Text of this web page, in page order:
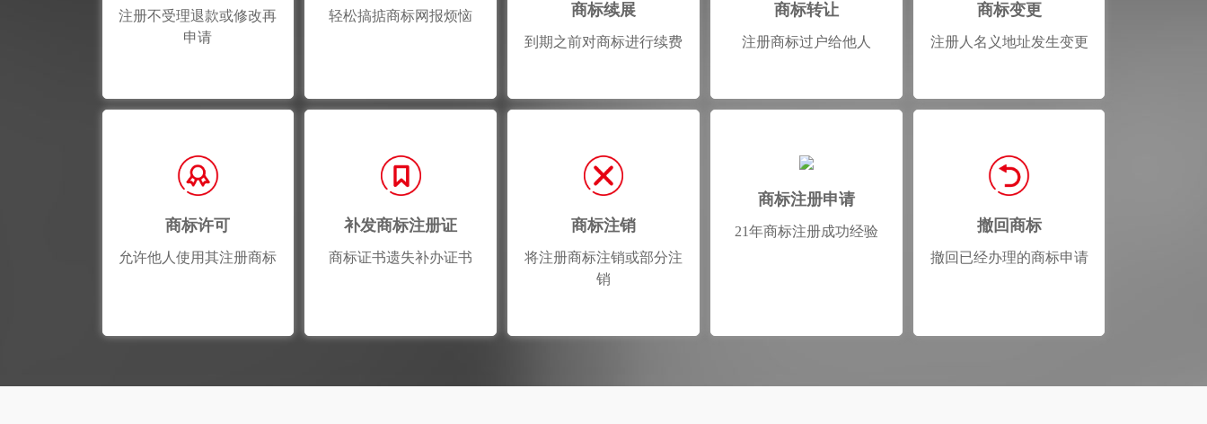
注册不受理退款或修改再
申请
轻松搞掂商标网报烦恼 商标续展
到期之前对商标进行续费
商标转让
注册商标过户给他人
商标变更
注册人名义地址发生变更
商标许可
允许他人使用其注册商标
补发商标注册证
商标证书遗失补办证书
商标注销
将注册商标注销或部分注
销
商标注册申请
21年商标注册成功经验 撤回商标
撤回已经办理的商标申请